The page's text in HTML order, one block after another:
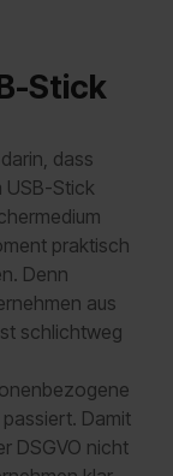
Stick
dass
USB-Stick
praktisch
Denn
aus
schlichtweg
Damit
DSGVO nicht